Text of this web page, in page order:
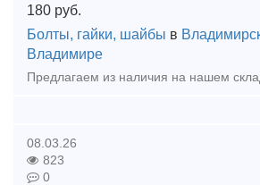
180 руб.
Болты, гайки, шайбы в
Владимире
08.03.26
823
0